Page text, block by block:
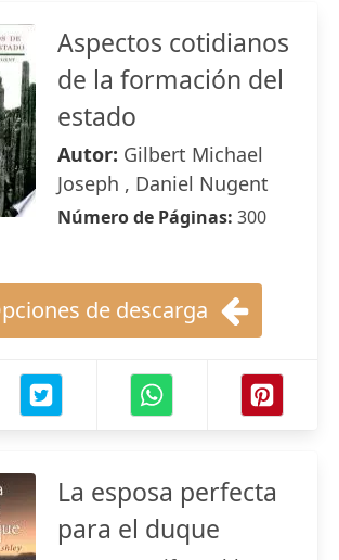
Aspectos cotidianos
de la formación del
estado
Autor: Gilbert Michael
Joseph , Daniel Nugent
Número de Páginas: 300
de descarga
La esposa perfecta
para el duque